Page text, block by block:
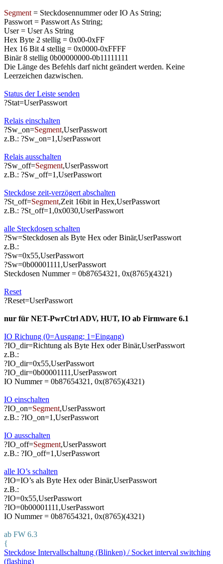
Segment = Steckdosennummer oder IO As String;
Passwort = Passwort As String;
User = User As String
Hex Byte 2 stellig = 0x00-0xFF
Hex 16 Bit 4 stellig = 0x0000-0xFFFF
Binär 8 stellig 0b00000000-0b11111111
Die Länge des Befehls darf nicht geändert werden. Keine
Leerzeichen dazwischen.
Status der Leiste senden
?Stat=UserPasswort
Relais einschalten
?Sw_on=Segment,UserPasswort
z.B.: ?Sw_on=1,UserPasswort
Relais ausschalten
?Sw_off=Segment,UserPasswort
z.B.: ?Sw_off=1,UserPasswort
Steckdose zeit-verzögert abschalten
?St_off=Segment,Zeit 16bit in Hex,UserPasswort
z.B.: ?St_off=1,0x0030,UserPasswort
alle Steckdosen schalten
?Sw=Steckdosen als Byte Hex oder Binär,UserPasswort
z.B.:
?Sw=0x55,UserPasswort
?Sw=0b00001111,UserPasswort
Steckdosen Nummer = 0b87654321, 0x(8765)(4321)
Reset
?Reset=UserPasswort
nur für NET-PwrCtrl ADV, HUT, IO ab Firmware 6.1
IO Richung (0=Ausgang; 1=Eingang)
?IO_dir=Richtung als Byte Hex oder Binär,UserPasswort
z.B.:
?IO_dir=0x55,UserPasswort
?IO_dir=0b00001111,UserPasswort
IO Nummer = 0b87654321, 0x(8765)(4321)
IO einschalten
?IO_on=Segment,UserPasswort
z.B.: ?IO_on=1,UserPasswort
IO ausschalten
?IO_off=Segment,UserPasswort
z.B.: ?IO_off=1,UserPasswort
alle IO’s schalten
?IO=IO’s als Byte Hex oder Binär,UserPasswort
z.B.:
?IO=0x55,UserPasswort
?IO=0b00001111,UserPasswort
IO Nummer = 0b87654321, 0x(8765)(4321)
ab FW 6.3
{
Steckdose Intervallschaltung (Blinken) / Socket interval switching
(flashing)